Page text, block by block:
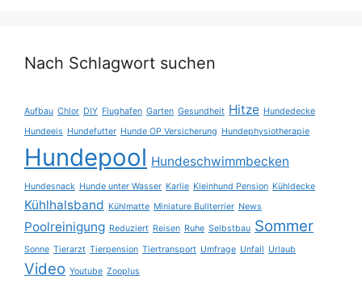
Nach Schlagwort suchen
Aufbau Chlor DIY Flughafen Garten Gesundheit Hitze Hundedecke
Hundeeis Hundefutter Hunde OP Versicherung Hundephysiotherapie
Hundepool Hundeschwimmbecken
Hundesnack Hunde unter Wasser Karlie Kleinhund Pension Kühldecke
Kühlhalsband Kühlmatte Miniature Bullterrier News
Poolreinigung Reduziert Reisen Ruhe Selbstbau Sommer
Sonne Tierarzt Tierpension Tiertransport Umfrage Unfall Urlaub
Video Youtube Zooplus